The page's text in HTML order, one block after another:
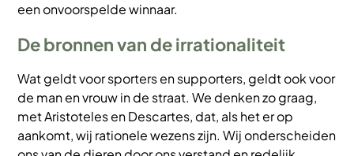
een onvoorspelde winnaar.
De bronnen van de irrationaliteit
Wat geldt voor sporters en supporters, geldt ook voor
de man en vrouw in de straat. We denken zo graag,
met Aristoteles en Descartes, dat, als het er op
aankomt, wij rationele wezens zijn. Wij onderscheiden